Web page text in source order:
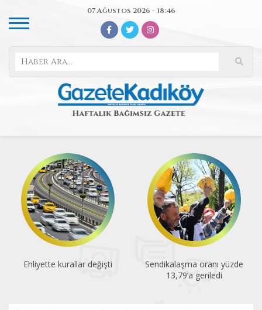
07 Ağustos 2026 - 18:46
Ehliyette kurallar değişti
Sendikalaşma oranı yüzde
13,79’a geriledi